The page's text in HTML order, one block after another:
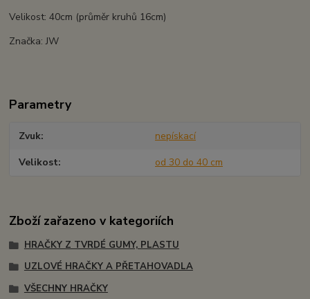
Velikost: 40cm (průměr kruhů 16cm)
Značka: JW
Parametry
Zvuk nepískací
Velikost od 30 do 40 cm
Zboží zařazeno v kategoriích
HRAČKY Z TVRDÉ GUMY, PLASTU
UZLOVÉ HRAČKY A PŘETAHOVADLA
VŠECHNY HRAČKY